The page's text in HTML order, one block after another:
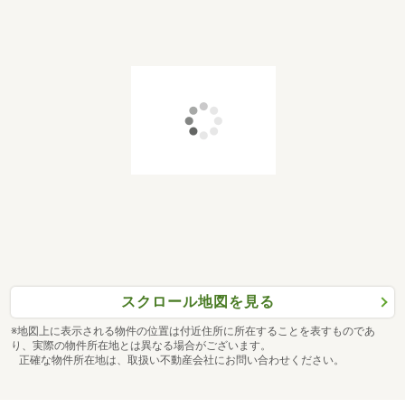
スクロール地図を見る
※地図上に表示される物件の位置は付近住所に所在することを表すものであ
り、実際の物件所在地とは異なる場合がございます。
正確な物件所在地は、取扱い不動産会社にお問い合わせください。